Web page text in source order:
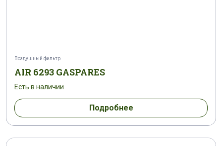
Воздушный фильтр
AIR 6293 GASPARES
Есть в наличии
Подробнее